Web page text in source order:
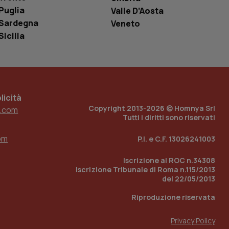
Valle D’Aosta
Veneto
Copyright 2013-2026 © Homnya Srl
Tutti i diritti sono riservati
P.I. e C.F. 13026241003
Iscrizione al ROC n.34308
Iscrizione Tribunale di Roma n.115/2013
del 22/05/2013
Riproduzione riservata
Privacy Policy
sito, ma un
di accesso per
Analytics
per mantenere
traccia
incorporati
del sito web sta
di
traccia